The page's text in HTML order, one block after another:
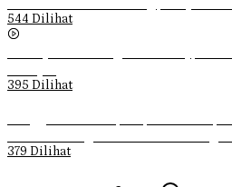
544 Dilihat
395 Dilihat
379 Dilihat